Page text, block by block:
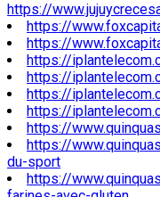
https://
https://
https://
https://
https://
https://
https://
https://
https://
du-sport
https://